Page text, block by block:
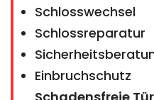
Schlosswechsel
Schlossreparatur
Einbruchschutz